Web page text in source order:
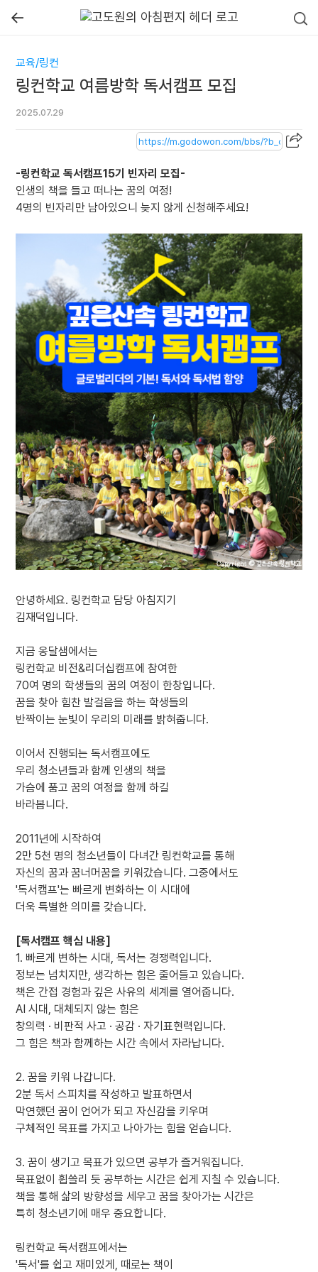
←
교육/링컨
링컨학교 여름방학 독서캠프 모집
2025.07.29
-링컨학교 독서캠프15기 빈자리 모집-
인생의 책을 들고 떠나는 꿈의 여정!
4명의 빈자리만 남아있으니 늦지 않게 신청해주세요!
안녕하세요. 링컨학교 담당 아침지기
김재덕입니다.
지금 옹달샘에서는
링컨학교 비전&리더십캠프에 참여한
70여 명의 학생들의 꿈의 여정이 한창입니다.
꿈을 찾아 힘찬 발걸음을 하는 학생들의
반짝이는 눈빛이 우리의 미래를 밝혀줍니다.
이어서 진행되는 독서캠프에도
우리 청소년들과 함께 인생의 책을
가슴에 품고 꿈의 여정을 함께 하길
바라봅니다.
2011년에 시작하여
2만 5천 명의 청소년들이 다녀간 링컨학교를 통해
자신의 꿈과 꿈너머꿈을 키워갔습니다. 그중에서도
'독서캠프'는 빠르게 변화하는 이 시대에
더욱 특별한 의미를 갖습니다.
[독서캠프 핵심 내용]
1. 빠르게 변하는 시대, 독서는 경쟁력입니다.
정보는 넘치지만, 생각하는 힘은 줄어들고 있습니다.
책은 간접 경험과 깊은 사유의 세계를 열어줍니다.
AI 시대, 대체되지 않는 힘은
창의력 · 비판적 사고 · 공감 · 자기표현력입니다.
그 힘은 책과 함께하는 시간 속에서 자라납니다.
2. 꿈을 키워 나갑니다.
2분 독서 스피치를 작성하고 발표하면서
막연했던 꿈이 언어가 되고 자신감을 키우며
구체적인 목표를 가지고 나아가는 힘을 얻습니다.
3. 꿈이 생기고 목표가 있으면 공부가 즐거워집니다.
목표없이 휩쓸리 듯 공부하는 시간은 쉽게 지칠 수 있습니다.
책을 통해 삶의 방향성을 세우고 꿈을 찾아가는 시간은
특히 청소년기에 매우 중요합니다.
링컨학교 독서캠프에서는
'독서'를 쉽고 재미있게, 때로는 책이